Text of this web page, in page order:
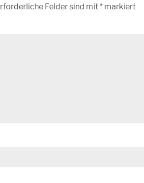
Felder sind mit* markiert